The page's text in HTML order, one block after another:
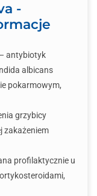
-
antybiotyk
albicans
pokarmowym,
grzybicy
zakażeniem
profilaktycznie u